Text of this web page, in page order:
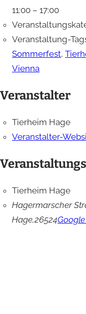
11:00 – 17:00
Veranstaltung-
Sommerfest,
Vienna
Veranstalter
Tierheim Hage
Veranstalter-
Tierheim Hage
Hagermarscher
Hage,26524